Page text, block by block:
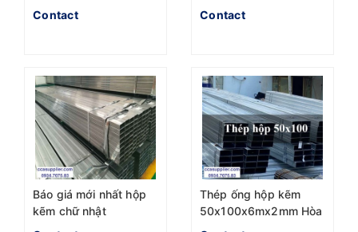
Contact
ở đâu giá tốt nhất
Contact
Báo giá mới nhất hộp
kẽm chữ nhật
40x80x6m nhà máy
Thép ống hộp kẽm
50x100x6mx2mm Hòa
Phát